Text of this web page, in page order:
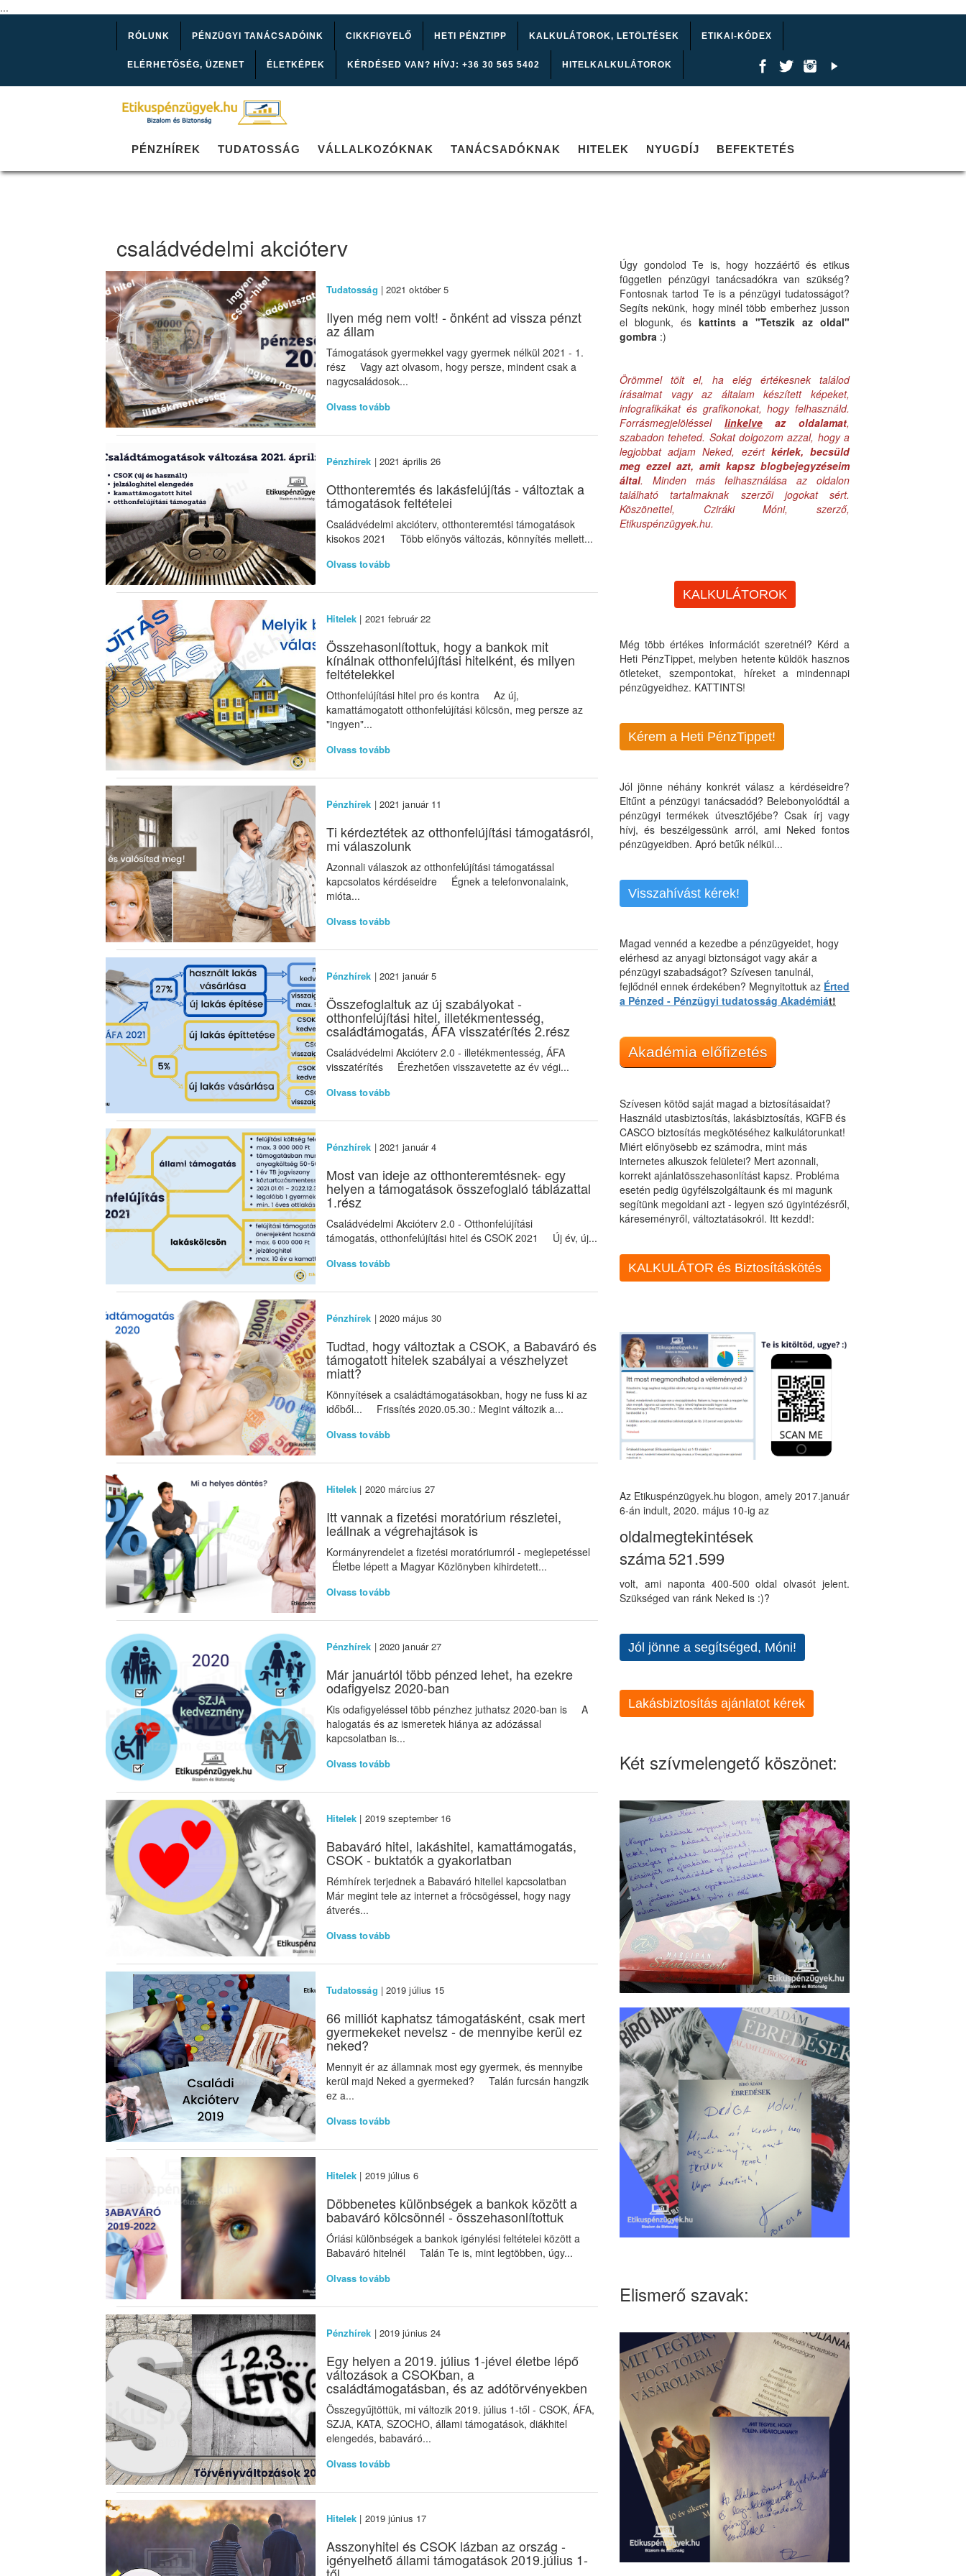
...
RÓLUNK PÉNZÜGYI TANÁCSADÓINK CIKKFIGYELŐ HETI PÉNZTIPP KALKULÁTOROK, LETÖLTÉSEK ETIKAI-KÓDEX
ELÉRHETŐSÉG, ÜZENET ÉLETKÉPEK KÉRDÉSED VAN? HÍVJ: +36 30 565 5402 HITELKALKULÁTOROK
PÉNZHÍREK TUDATOSSÁG VÁLLALKOZÓKNAK TANÁCSADÓKNAK HITELEK NYUGDÍJ BEFEKTETÉS
családvédelmi akcióterv
Tudatosság | 2021 október 5
Ilyen még nem volt! - önként ad vissza pénzt
az állam
Támogatások gyermekkel vagy gyermek nélkül 2021 - 1.
rész Vagy azt olvasom, hogy persze, mindent csak a
nagycsaládosok...
Olvass tovább
Pénzhírek | 2021 április 26
Otthonteremtés és lakásfelújítás - változtak a
támogatások feltételei
Családvédelmi akcióterv, otthonteremtési támogatások
kisokos 2021 Több előnyös változás, könnyítés mellett...
Olvass tovább
Hitelek | 2021 február 22
Összehasonlítottuk, hogy a bankok mit
kínálnak otthonfelújítási hitelként, és milyen
feltételekkel
Otthonfelújítási hitel pro és kontra Az új,
kamattámogatott otthonfelújítási kölcsön, meg persze az
"ingyen"...
Olvass tovább
Pénzhírek | 2021 január 11
Ti kérdeztétek az otthonfelújítási támogatásról,
mi válaszolunk
Azonnali válaszok az otthonfelújítási támogatással
kapcsolatos kérdéseidre Égnek a telefonvonalaink,
mióta...
Olvass tovább
Pénzhírek | 2021 január 5
Összefoglaltuk az új szabályokat -
otthonfelújítási hitel, illetékmentesség,
családtámogatás, ÁFA visszatérítés 2.rész
Családvédelmi Akcióterv 2.0 - illetékmentesség, ÁFA
visszatérítés Érezhetően visszavetette az év végi...
Olvass tovább
Pénzhírek | 2021 január 4
Most van ideje az otthonteremtésnek- egy
helyen a támogatások összefoglaló táblázattal
1.rész
Családvédelmi Akcióterv 2.0 - Otthonfelújítási
támogatás, otthonfelújítási hitel és CSOK 2021 Új év, új...
Olvass tovább
Pénzhírek | 2020 május 30
Tudtad, hogy változtak a CSOK, a Babaváró és
támogatott hitelek szabályai a vészhelyzet
miatt?
Könnyítések a családtámogatásokban, hogy ne fuss ki az
időből... Frissítés 2020.05.30.: Megint változik a...
Olvass tovább
Hitelek | 2020 március 27
Itt vannak a fizetési moratórium részletei,
leállnak a végrehajtások is
Kormányrendelet a fizetési moratóriumról - meglepetéssel
Életbe lépett a Magyar Közlönyben kihirdetett...
Olvass tovább
Pénzhírek | 2020 január 27
Már januártól több pénzed lehet, ha ezekre
odafigyelsz 2020-ban
Kis odafigyeléssel több pénzhez juthatsz 2020-ban is A
halogatás és az ismeretek hiánya az adózással
kapcsolatban is...
Olvass tovább
Hitelek | 2019 szeptember 16
Babaváró hitel, lakáshitel, kamattámogatás,
CSOK - buktatók a gyakorlatban
Rémhírek terjednek a Babaváró hitellel kapcsolatban
Már megint tele az internet a fröcsögéssel, hogy nagy
átverés...
Olvass tovább
Tudatosság | 2019 július 15
66 milliót kaphatsz támogatásként, csak mert
gyermekeket nevelsz - de mennyibe kerül ez
neked?
Mennyit ér az államnak most egy gyermek, és mennyibe
kerül majd Neked a gyermeked? Talán furcsán hangzik
ez a...
Olvass tovább
Hitelek | 2019 július 6
Döbbenetes különbségek a bankok között a
babaváró kölcsönnél - összehasonlítottuk
Óriási különbségek a bankok igénylési feltételei között a
Babaváró hitelnél Talán Te is, mint legtöbben, úgy...
Olvass tovább
Pénzhírek | 2019 június 24
Egy helyen a 2019. július 1-jével életbe lépő
változások a CSOKban, a
családtámogatásban, és az adótörvényekben
Összegyűjtöttük, mi változik 2019. július 1-től - CSOK, ÁFA,
SZJA, KATA, SZOCHO, állami támogatások, diákhitel
elengedés, babaváró...
Olvass tovább
Hitelek | 2019 június 17
Asszonyhitel és CSOK lázban az ország -
igényelhető állami támogatások 2019.július 1-
Úgy gondolod Te is, hogy hozzáértő és etikus
független pénzügyi tanácsadókra van szükség?
Fontosnak tartod Te is a pénzügyi tudatosságot?
Segíts nekünk, hogy minél több emberhez jusson
el blogunk, és kattints a "Tetszik az oldal"
gombra :)
Örömmel tölt el, ha elég értékesnek találod
írásaimat vagy az általam készített képeket,
infografikákat és grafikonokat, hogy felhasználd.
Forrásmegjelöléssel linkelveaz oldalamat,
szabadon teheted. Sokat dolgozom azzal, hogy a
legjobbat adjam Neked, ezért kérlek, becsüld
meg ezzel azt, amit kapsz blogbejegyzéseim
által. Minden más felhasználása az oldalon
található tartalmaknak szerzői jogokat sért.
Köszönettel, Cziráki Móni, szerző,
Etikuspénzügyek.hu.
KALKULÁTOROK
Még több értékes információt szeretnél? Kérd a
Heti PénzTippet, melyben hetente küldök hasznos
ötleteket, szempontokat, híreket a mindennapi
pénzügyeidhez. KATTINTS!
Kérem a Heti PénzTippet!
Jól jönne néhány konkrét válasz a kérdéseidre?
Eltűnt a pénzügyi tanácsadód? Belebonyolódtál a
pénzügyi termékek útvesztőjébe? Csak írj vagy
hívj, és beszélgessünk arról, ami Neked fontos
pénzügyeidben. Apró betűk nélkül...
Visszahívást kérek!
Magad vennéd a kezedbe a pénzügyeidet, hogy
elérhesd az anyagi biztonságot vagy akár a
pénzügyi szabadságot? Szívesen tanulnál,
fejlődnél ennek érdekében? Megnyitottuk az Érted
a Pénzed - Pénzügyi tudatosság Akadémiát!
Akadémia előfizetés
Szívesen kötöd saját magad a biztosításaidat?
Használd utasbiztosítás, lakásbiztosítás, KGFB és
CASCO biztosítás megkötéséhez kalkulátorunkat!
Miért előnyösebb ez számodra, mint más
internetes alkuszok felületei? Mert azonnali,
korrekt ajánlatösszehasonlítást kapsz. Probléma
esetén pedig ügyfélszolgáltaunk és mi magunk
segítünk megoldani azt - legyen szó ügyintézésről,
káreseményről, változtatásokról. Itt kezdd!:
KALKULÁTOR és Biztosításkötés
Az Etikuspénzügyek.hu blogon, amely 2017.január
6-án indult, 2020. május 10-ig az
oldalmegtekintések
száma521.599
volt, ami naponta 400-500 oldal olvasót jelent.
Szükséged van ránk Neked is :)?
Jól jönne a segítséged, Móni!
Lakásbiztosítás ajánlatot kérek
Két szívmelengető köszönet:
Elismerő szavak: